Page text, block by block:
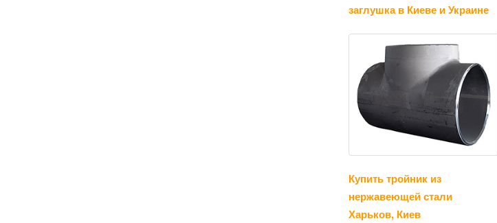
заглушка в Киеве и Украине
Купить тройник из
нержавеющей стали
Харьков, Киев